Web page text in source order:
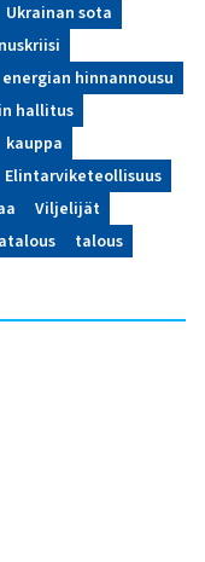
Ukrainan sota
energian hinnannousu
hallitus
kauppa
Elintarviketeollisuus
Viljelijät
talous